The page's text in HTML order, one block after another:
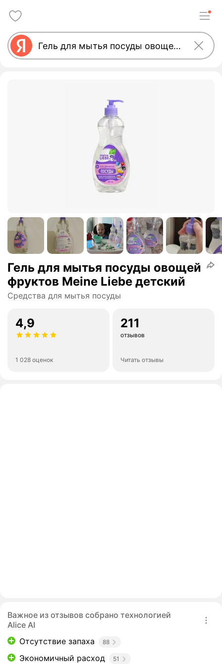
Гель для мытья посуды овощей
фруктов Meine Liebe детский
Средства для мытья посуды
4,9
1 028 оценок
211
отзывов
Читать отзывы
Важное из отзывов собрано технологией
Alice AI
Отсутствие запаха
88
Экономичный расход 51